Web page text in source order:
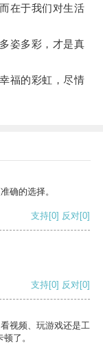
在于我们对生活
姿多彩，才是真
福的彩虹，尽情
确的选择。
支持[0] 反对[0]
支持[0] 反对[0]
视频、玩游戏还是工
了。